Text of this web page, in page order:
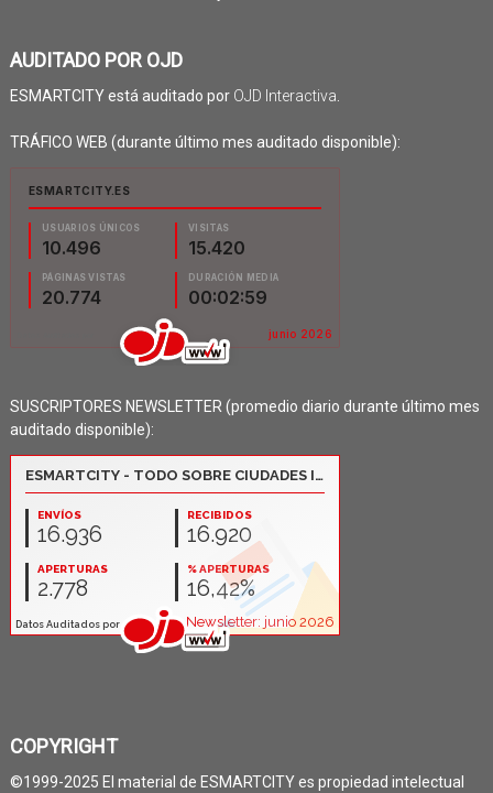
AUDITADO POR OJD
ESMARTCITY está auditado por OJD Interactiva
TRÁFICO WEB (durante último mes auditado disponible):
SUSCRIPTORES NEWSLETTER (promedio diario durante último mes
auditado disponible):
COPYRIGHT
©1999-2025 El material de ESMARTCITY es propiedad intelectual